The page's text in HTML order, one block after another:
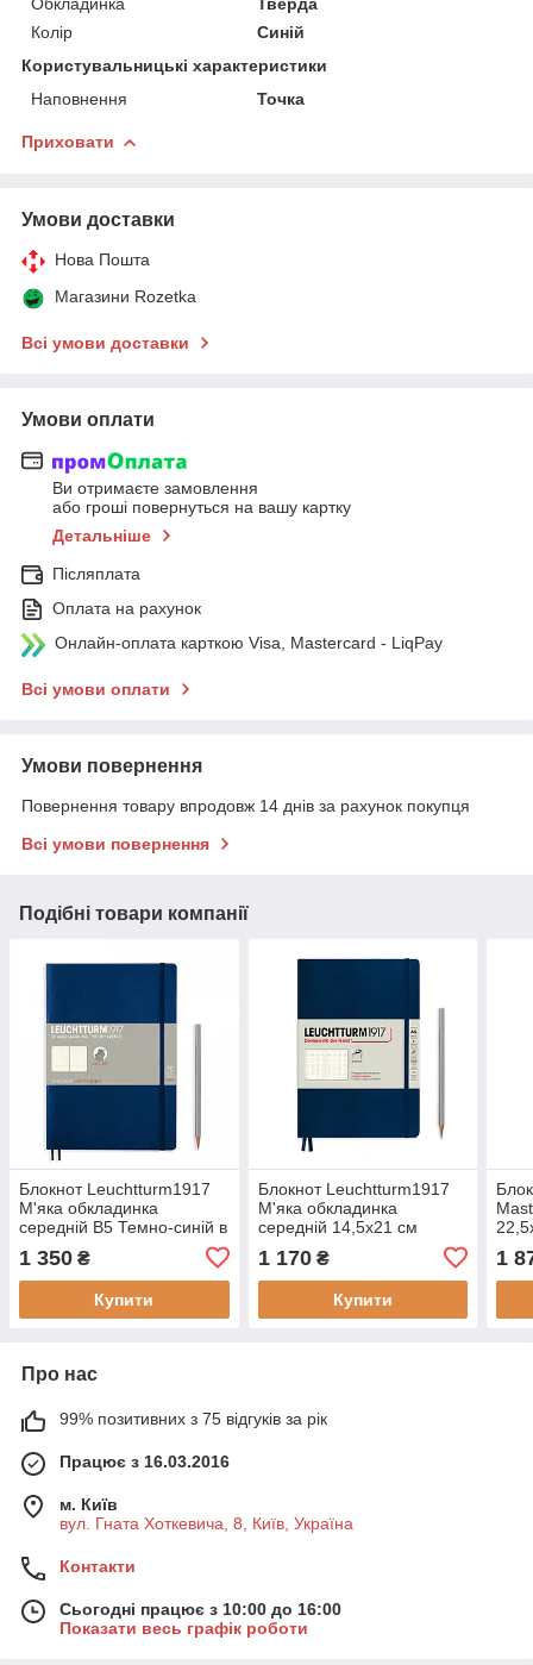
Колір
Синій
Користувальницькі характеристики
Наповнення
Точка
Приховати
Умови доставки
Нова Пошта
Магазини Rozetka
Всі умови доставки
Умови оплати
Ви отримаєте замовлення
або гроші повернуться на вашу картку
Детальніше
Післяплата
Оплата на рахунок
Онлайн-оплата карткою Visa, Mastercard - LiqPay
Всі умови оплати
Умови повернення
Повернення товару впродовж 14 днів за рахунок покупця
Всі умови повернення
Подібні товари компанії
Блокнот Leuchtturm1917
М'яка обкладинка
середній В5 Темно-синій в
(349301)
1 350 ₴
Купити
Блокнот Leuchtturm1917
М'яка обкладинка
середній 14,5х21 см
(362850)
1 170₴
Купити
1
Про нас
99% позитивних з 75 відгуків за рік
Працює з 16.03.2016
м. Київ
вул. Гната Хоткевича, 8, Київ, Україна
Контакти
Сьогодні працює з 10:00 до 16:00
Показати весь графік роботи